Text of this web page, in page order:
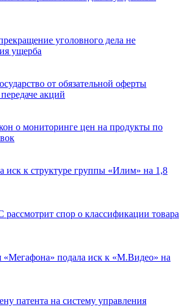
уголовного дела не
ущерба
от обязательной оферты
акций
о мониторинге цен на продукты по
иск к структуре группы «Илим» на 1,8
спор о классификации товара
«Мегафона» подала иск к «М.Видео» на
патента на систему управления